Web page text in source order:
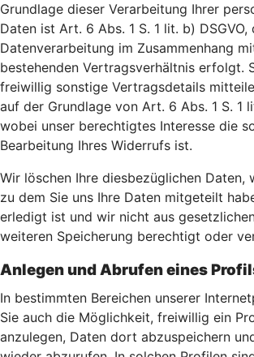
Grundlage dieser Verarbeitung Ihrer
Daten ist Art. 6 Abs. 1 S. 1 lit. b) DSGVO,
Datenverarbeitung im Zusammenhang
bestehenden Vertragsverhältnis erfolgt.
freiwillig sonstige Vertragsdetails
auf der Grundlage von Art. 6 Abs. 1 S. 1
wobei unser berechtigtes Interesse die
Bearbeitung Ihres Widerrufs ist.
Wir löschen Ihre diesbezüglichen Daten,
zu dem Sie uns Ihre Daten mitgeteilt
erledigt ist und wir nicht aus
weiteren Speicherung berechtigt oder
Anlegen und Abrufen eines
In bestimmten Bereichen unserer
Sie auch die Möglichkeit, freiwillig ein
anzulegen, Daten dort abzuspeichern